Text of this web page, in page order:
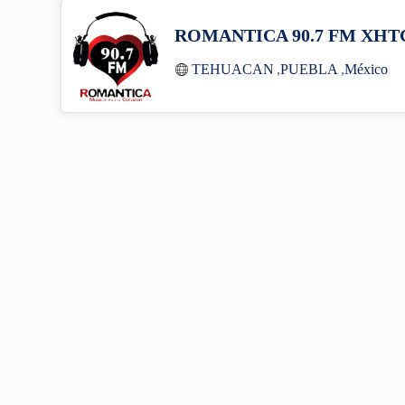
ROMANTICA 90.7 FM
TEHUACAN ,PUEBLA ,México